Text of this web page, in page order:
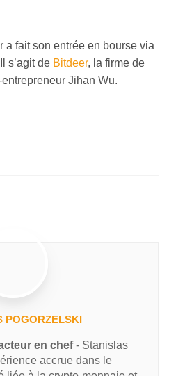
a fait son entrée en bourse via
s’agit de Bitdeer, la firme de
Jihan Wu.
POGORZELSKI
en chef- Stanislas
accrue dans le